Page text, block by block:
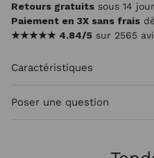
Retours gratuits sous 14
Paiement en 3X sans frais
★★★★★ 4.84/5 sur 2565
Caractéristiques
Poser une question